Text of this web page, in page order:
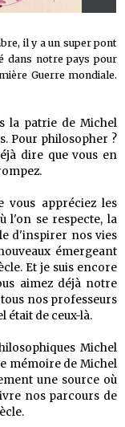
il y a un super pont
dans notre pays pour
Guerre mondiale.
la patrie de Michel
Pour philosopher ?
dire que vous en
vous appréciez les
l'on se respecte, la
d'inspirer nos vies
émergeant
Et je suis encore
aimez déjà notre
nos professeurs
était de ceux-là.
Michel
mémoire de Michel
une source où
nos parcours de